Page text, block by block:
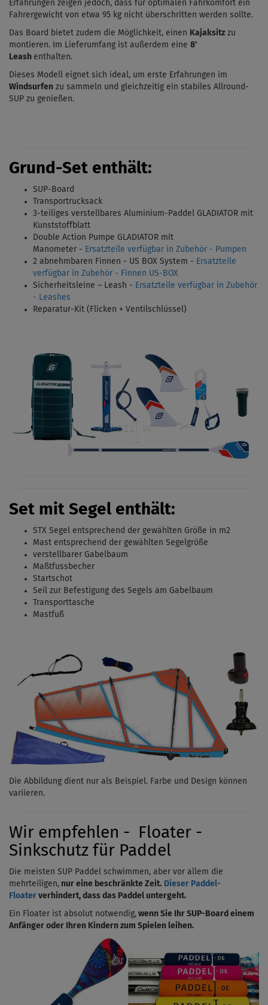
Erfahrungen zeigen jedoch, dass für optimalen Fahrkomfort ein
Fahrergewicht von etwa 95 kg nicht überschritten werden sollte.
Das Board bietet zudem die Möglichkeit, einen Kajaksitz zu
montieren. Im Lieferumfang ist außerdem eine 8'
Leash enthalten.
Dieses Modell eignet sich ideal, um erste Erfahrungen im
Windsurfen zu sammeln und gleichzeitig ein stabiles Allround-
SUP zu genießen.
Grund-Set enthält:
SUP-Board
Transportrucksack
3-teiliges verstellbares Aluminium-Paddel GLADIATOR mit
Kunststoffblatt
Double Action Pumpe GLADIATOR mit
Manometer - Ersatzteile verfügbar in Zubehör - Pumpen
2 abnehmbaren Finnen - US BOX System - Ersatzteile
verfügbar in Zubehör - Finnen US-BOX
Sicherheitsleine – Leash - Ersatzteile verfügbar in Zubehör
- Leashes
Reparatur-Kit (Flicken + Ventilschlüssel)
Set mit Segel enthält:
STX Segel entsprechend der gewählten Größe in m2
Mast entsprechend der gewählten Segelgröße
verstellbarer Gabelbaum
Maßtfussbecher
Startschot
Seil zur Befestigung des Segels am Gabelbaum
Transporttasche
Mastfuß
Die Abbildung dient nur als Beispiel. Farbe und Design können
variieren.
Wir empfehlen - Floater -
Sinkschutz für Paddel
Die meisten SUP Paddel schwimmen, aber vor allem die
mehrteiligen, nur eine beschränkte Zeit. Dieser Paddel-
Floater verhindert, dass das Paddel untergeht.
Ein Floater ist absolut notwendig, wenn Sie Ihr SUP-Board einem
Anfänger oder Ihren Kindern zum Spielen leihen.